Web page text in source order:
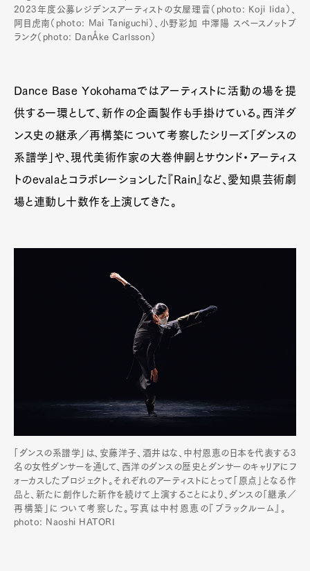
2023年度公募レジデンスアーティストの女屋理音（photo: Koji Iida）、
阿目虎南（photo: Mai Taniguchi）、小野彩加 中澤陽 スペースノットブ
ランク（photo: DanÅke Carlsson）
Dance Base Yokohamaではアーティストに活動の場を提
供する一環として、新作の企画製作も手掛けている。西洋ダ
ンス史の継承／再構築について考察したシリーズ「ダンスの
系譜学」や、現代美術作家の大巻伸嗣とサウンド・アーティス
トのevalaとコラボレーションした『Rain』など、愛知県芸術劇
場と連動し十数作を上演してきた。
「ダンスの系譜学」は、安藤洋子、酒井はな、中村恩恵の日本を代表する3
名の女性ダンサーを通して、西洋のダンスの歴史とダンサーのキャリアにフ
ォーカスしたプロジェクト。それぞれのアーティストにとって「原点」となる作
品と、新たに創作した新作を続けて上演することにより、ダンスの「継承／
再構築」について考察した。写真は中村恩恵の『ブラックルーム』。
photo: Naoshi HATORI